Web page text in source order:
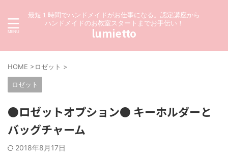
最短１時間でハンドメイドがお仕事になる。認定講座から
ハンドメイドのお教室スタートまでお手伝い！
lumietto
HOME >ロゼット >
ロゼット
●ロゼットオプション● キーホルダーと
バッグチャーム
2018年8月17日